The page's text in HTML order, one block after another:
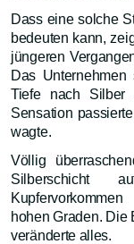
Dass eine solche
bedeuten kann,
jüngeren
Das
Tiefe nach
Sensation
wagte.
Völlig
Silberschicht
hohen Graden. Die
veränderte alles.